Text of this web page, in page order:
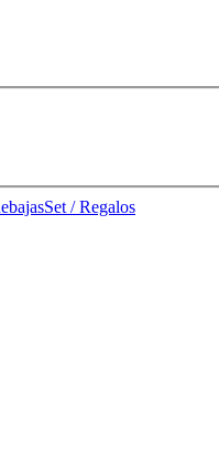
Set / Regalos